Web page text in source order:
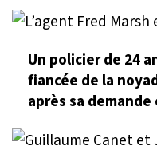
Un policier de 24
fiancée de la
après sa demande